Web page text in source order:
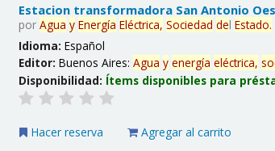
Estacion transformadora San Antonio
porAgua y Energía Eléctrica, Sociedad delEstado.
Idioma:Español
Editor:Buenos Aires:Agua y energía eléctrica,
Disponibilidad: Ítems disponibles para
Hacer reserva Agregar al carrito